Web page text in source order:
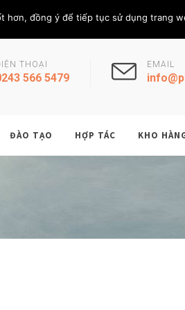
Thứ Tư, 5/8/
THOẠI
566 5479
EMAIL
ĐÀO TẠO HỢP TÁC KHO
hơn, đồng ý để tiếp tục sử dụng trang